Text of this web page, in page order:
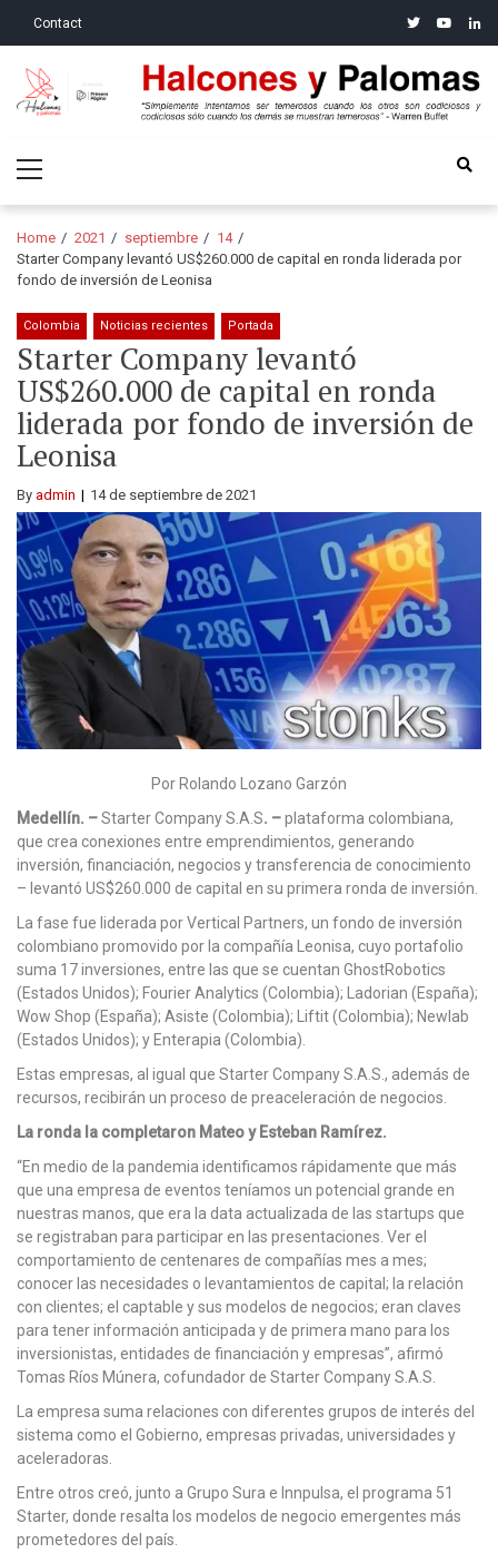
Contact twitteryoutube
Halcones y Palomas
Menu
Home 2021 septiembre
14
Starter Company levantó US$260.000 de capital en ronda liderada por
fondo de inversión de Leonisa
Colombia Noticias recientes Portada
Starter Company levantó
US$260.000 de capital en ronda
liderada por fondo de inversión de
Leonisa
By admin 14 de septiembre de 2021
Por Rolando Lozano Garzón
Medellín. –Starter Company S.A.S. –plataforma colombiana,
que crea conexiones entre emprendimientos, generando
inversión, financiación, negocios y transferencia de conocimiento
– levantó US$260.000 de capital en su primera ronda de inversión.
La fase fue liderada por Vertical Partners, un fondo de inversión
colombiano promovido por la compañía Leonisa, cuyo portafolio
suma 17 inversiones, entre las que se cuentan GhostRobotics
(Estados Unidos); Fourier Analytics (Colombia); Ladorian (España);
Wow Shop (España); Asiste (Colombia); Liftit (Colombia); Newlab
(Estados Unidos); y Enterapia (Colombia).
Estas empresas, al igual que Starter Company S.A.S., además de
recursos, recibirán un proceso de preaceleración de negocios.
La ronda la completaron Mateo y Esteban Ramírez.
“En medio de la pandemia identificamos rápidamente que más
que una empresa de eventos teníamos un potencial grande en
nuestras manos, que era la data actualizada de las startups que
se registraban para participar en las presentaciones. Ver el
comportamiento de centenares de compañías mes a mes;
conocer las necesidades o levantamientos de capital; la relación
con clientes; el captable y sus modelos de negocios; eran claves
para tener información anticipada y de primera mano para los
inversionistas, entidades de financiación y empresas”, afirmó
Tomas Ríos Múnera, cofundador de Starter Company S.A.S.
La empresa suma relaciones con diferentes grupos de interés del
sistema como el Gobierno, empresas privadas, universidades y
aceleradoras.
Entre otros creó, junto a Grupo Sura e Innpulsa, el programa 51
Starter, donde resalta los modelos de negocio emergentes más
prometedores del país.